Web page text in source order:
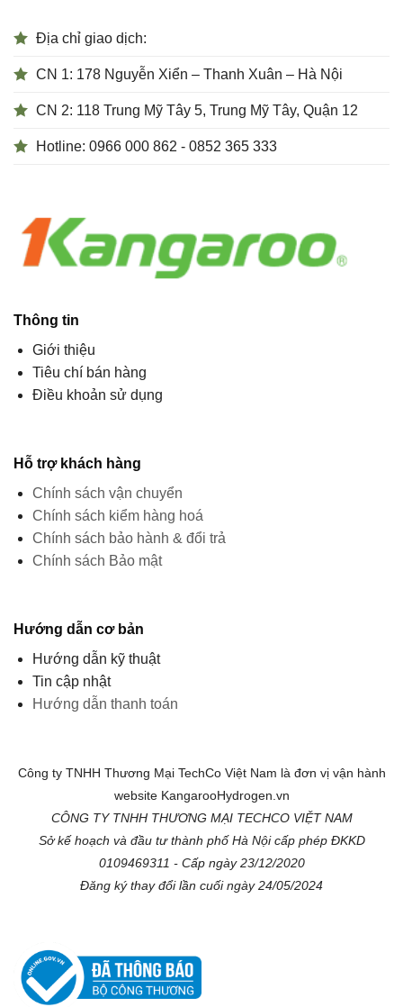
Địa chỉ giao dịch:
CN 1: 178 Nguyễn Xiển – Thanh Xuân – Hà Nội
CN 2: 118 Trung Mỹ Tây 5, Trung Mỹ Tây, Quận 12
Hotline: 0966 000 862 - 0852 365 333
Thông tin
Giới thiệu
Tiêu chí bán hàng
Điều khoản sử dụng
Hỗ trợ khách hàng
Chính sách vận chuyển
Chính sách kiểm hàng hoá
Chính sách bảo hành & đổi trả
Chính sách Bảo mật
Hướng dẫn cơ bản
Hướng dẫn kỹ thuật
Tin cập nhật
Hướng dẫn thanh toán
Công ty TNHH Thương Mại TechCo Việt Nam là đơn vị vận hành
website KangarooHydrogen.vn
CÔNG TY TNHH THƯƠNG MẠI TECHCO VIỆT NAM
Sở kế hoạch và đầu tư thành phố Hà Nội cấp phép ĐKKD
0109469311 - Cấp ngày 23/12/2020
Đăng ký thay đổi lần cuối ngày 24/05/2024